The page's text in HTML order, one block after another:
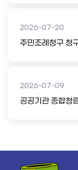
2026-07-20
주민조례청구 청
2026-07-09
공공기관 종합청